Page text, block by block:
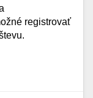
registrovať